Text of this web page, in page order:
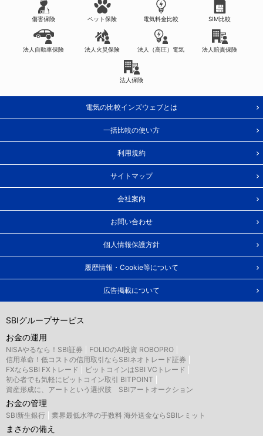
傷害保険 ペット保険 電気料金比較 SIM比較
法人自動車保険 法人火災保険 法人（高圧）電気 法人賠責保険
法人保険
電気の比較インズウェブとは
一括比較の使い方
利用規約
サイトマップ
会社案内
お問い合わせ
個人情報保護方針
履歴情報・Cookie等について
広告掲載について
SBIグループサービス
お金の運用
NISAやるなら！SBI証券
FOLIOのAI投資 ROBOPRO
信用革命！低コストの信用取引ならSBIネオトレード証券
FXならSBI FXトレード
ビットコインはSBI VCトレード
初心者でも気軽にビットコイン取引 BITPOINT
資産形成に、アートという選択肢 SBIアートオークション
お金の管理
SBI新生銀行 業界最低水準の手数料 海外送金ならSBIレミット
まさかの備え